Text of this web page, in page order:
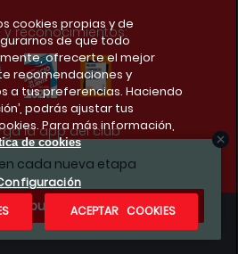
cada nueva etapa
apuntas?
y reconocimientos:
la app del club
cookies propias y de
de que todo
ofrecerte el mejor
recomendaciones y
a tus preferencias. Haciendo
podrás ajustar tus
Para más información,
de cookies
ACEPTAR COOKIES